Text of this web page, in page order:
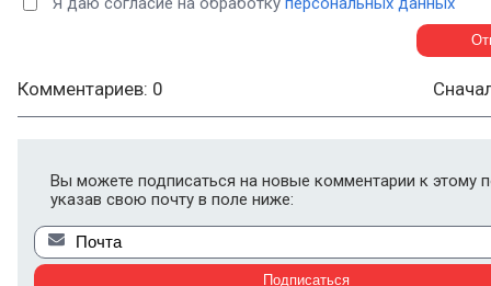
Комментариев: 0
Вы можете подписаться на новые комментарии к этому
указав свою почту в поле ниже: